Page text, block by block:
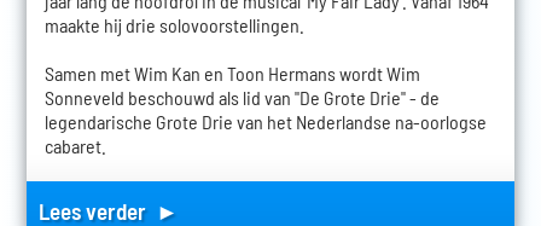
maakte hij drie solovoorstellingen.
Samen met Wim Kan en Toon Hermans wordt Wim
Sonneveld beschouwd als lid van "De Grote Drie" - de
legendarische Grote Drie van het Nederlandse na-oorlogse
cabaret.
Lees verder ►